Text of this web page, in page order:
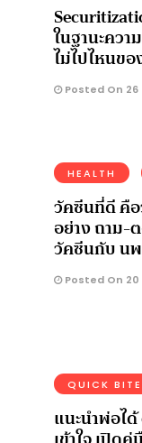
ในฐานะคว
ไม่ไปไหนข
Posted On 26
HEALTH
วัคซีนที่ดี คื
อย่าง ถาม-
วัคซีนกับ น
Posted On 20
QUICK BITE
แนะนำพ่อไ